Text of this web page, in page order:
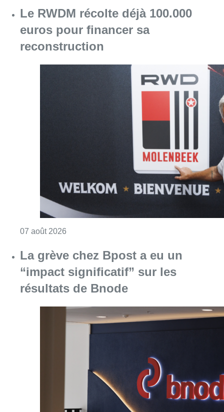
Le RWDM récolte déjà 100.000
euros pour financer sa
reconstruction
07 août 2026
La grève chez Bpost a eu un
“impact significatif” sur les
résultats de Bnode